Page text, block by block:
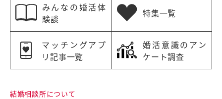
みんなの婚活体
験談
特集一覧
マッチングアプ
リ記事一覧
婚活意識のアン
ケート調査
結婚相談所について